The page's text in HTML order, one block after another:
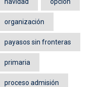
organización
payasos sin fronteras
primaria
proceso admisión